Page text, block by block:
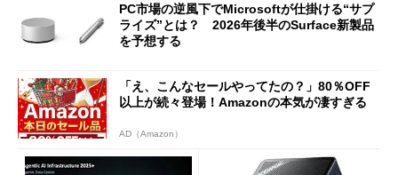
PC市場の逆風下でMicrosoftが仕掛ける“サプ
ライズ”とは？ 2026年後半のSurface新製品
を予想する
「え、こんなセールやってたの？」80％OFF
以上が続々登場！Amazonの本気が凄すぎる
AD（Amazon）